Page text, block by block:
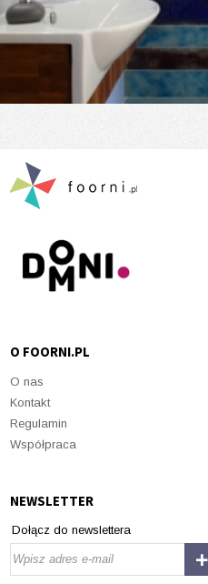
O FOORNI.PL
O nas
Kontakt
Regulamin
Współpraca
NEWSLETTER
Dołącz do newslettera